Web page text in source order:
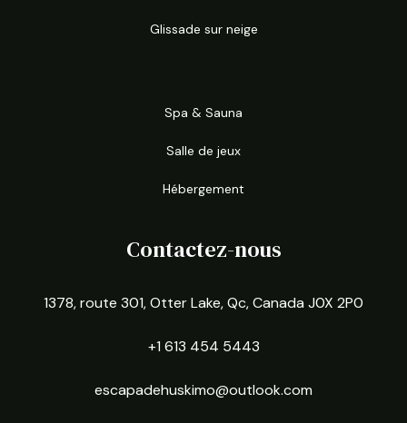
Glissade sur neige
Spa & Sauna
Salle de jeux
Hébergement
Contactez-nous
1378, route 301, Otter Lake, Qc, Canada J0X 2P0
+1 613 454 5443
escapadehuskimo@outlook.com